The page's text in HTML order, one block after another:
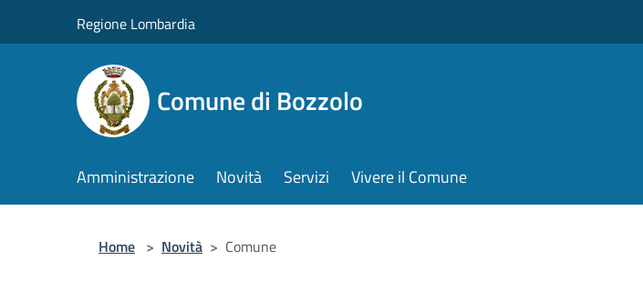
Regione Lombardia
Comune di Bozzolo
Amministrazione Novità Servizi Vivere il Comune
Home > Novità > Comune